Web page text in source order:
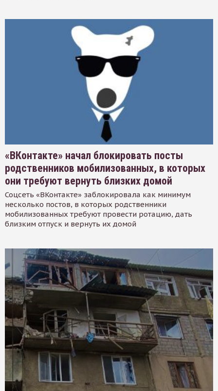
«ВКонтакте» начал блокировать посты
родственников мобилизованных, в которых
они требуют вернуть близких домой
Соцсеть «ВКонтакте» заблокировала как минимум
несколько постов, в которых родственники
мобилизованных требуют провести ротацию, дать
близким отпуск и вернуть их домой